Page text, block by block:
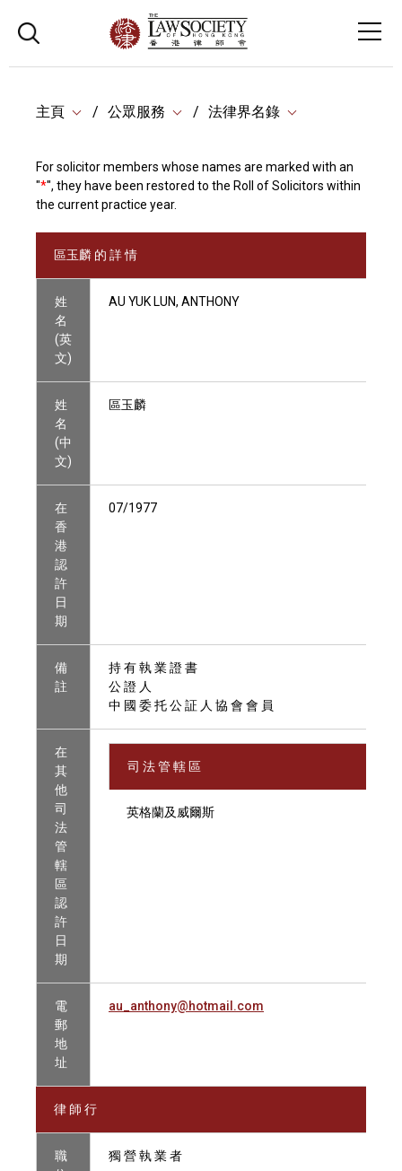
主頁 公眾服務 法律界名錄
For solicitor members whose names are marked with an
"*", they have been restored to the Roll of Solicitors within
the current practice year.
區玉麟 的 詳 情
姓
名
(英
文)
AU YUK LUN, ANTHONY
姓
名
(中
文)
區玉麟
在
香
港
認
許
日
期
07/1977
備
註
持 有 執 業 證 書
公 證 人
中 國 委 托 公 証 人 協 會 會 員
在
其
他
司
法
管
轄
區
認
許
日
期
司 法 管 轄 區
英格蘭及威爾斯
電
郵
地
址
au_anthony@hotmail.com
律 師 行
職
獨 營 執 業 者